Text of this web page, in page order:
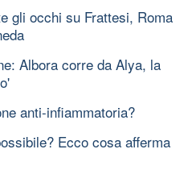
gli occhi su Frattesi, Roma
Albora corre da Alya, la
anti-infiammatoria?
Ecco cosa afferma